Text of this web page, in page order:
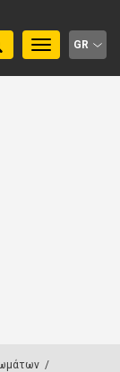
Toggle
navigation
GR
/